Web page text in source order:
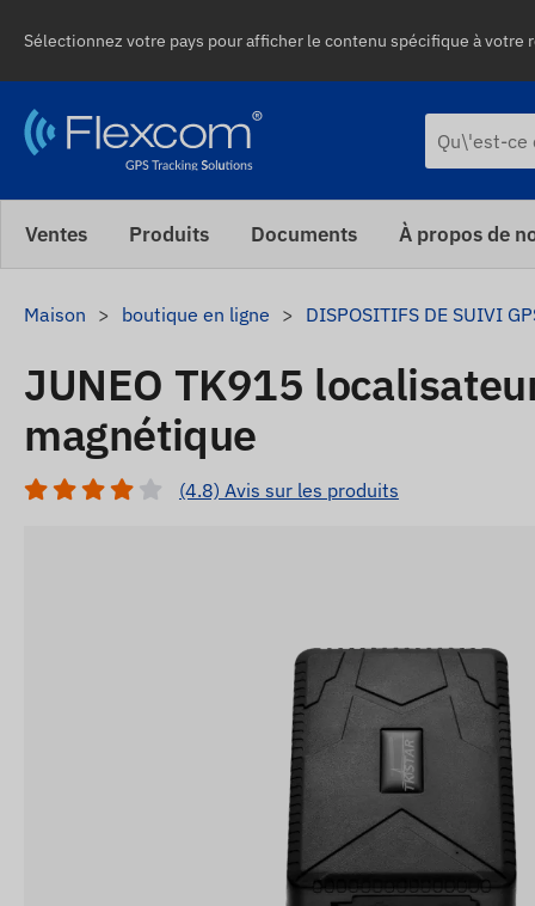
Sélectionnez votre pays pour afficher le contenu spécifique à votre
Ventes Produits Documents À propos de
Maison boutique en ligne DISPOSITIFS DE SUIVI
JUNEO TK915
magnétique
(4.8) Avis sur les produits